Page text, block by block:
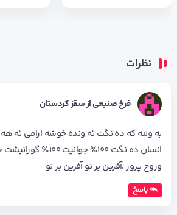
نظرات
فرخ صنیعی از سقز کردستان
به ولله که ده نگت ئه ونده خوشه ارامی ئه هه
انسان ده نگت ۱۰۰٪ جوانیت ۱۰۰٪ گورانیشت خوش
وروح پرور ،آفرین بر تو آفرین بر تو
پاسخ